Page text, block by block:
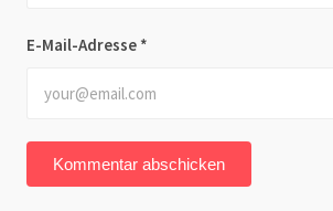
E-Mail-Adresse *